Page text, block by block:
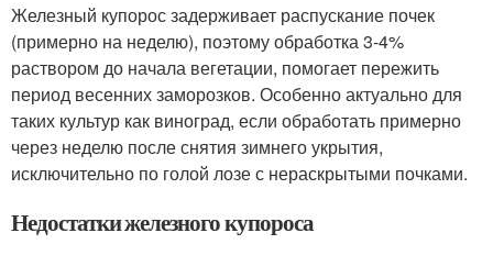
Железный купорос задерживает распускание почек
(примерно на неделю), поэтому обработка 3-4%
раствором до начала вегетации, помогает пережить
период весенних заморозков. Особенно актуально для
таких культур как виноград, если обработать примерно
через неделю после снятия зимнего укрытия,
исключительно по голой лозе с нераскрытыми почками.
Недостатки железного купороса